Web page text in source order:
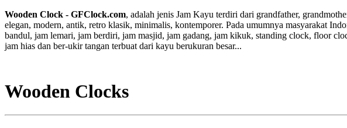
Wooden Clock - GFClock.com, adalah jenis Jam Kayu terdiri dari grandfather,
elegan, modern, antik, retro klasik, minimalis, kontemporer. Pada umumnya masyarakat
bandul, jam lemari, jam berdiri, jam masjid, jam gadang, jam kikuk, standing clock, floor
jam hias dan ber-ukir tangan terbuat dari kayu berukuran besar...
Wooden Clocks